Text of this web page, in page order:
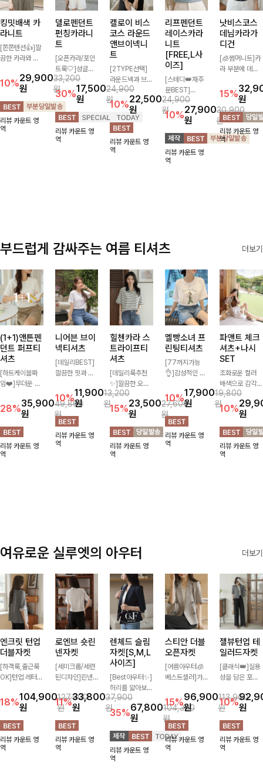
킹밋배색 카
라니트
[쫀쫀텐션👍]깔
끔한 카라와 반
만나 하나만 입
어도 완성도 높
은 스타일링을
연출해드려요 부
담 없이 즐기기
좋은 데일리 니
10%29,900
원
33,200
원
리뷰 카운트 영
역
델로펜던트
펀칭카라니
트
[오픈카라/포인
트룩🤍]성글한
짜임으로 시원한
통기성 느껴지는
카라 니트! 내추
럴하게 떨어지는
여유핏에 오픈
카라 디테일 더
해져 꾸안꾸 무
30%17,500
원
24,900
원
리뷰 카운트 영
역
캘로이 비스
코스 라운드
앤브이넥니
트
[2TYPE선택]
라운드넥과 브이
넥 두 가지 디자
인으로 취향에
맞게 선택 가능
한 베이직 니트
🤍 깔끔한 실루
엣과 부드러운
착용감으로 단독
10%22,500
원
24,900
원
리뷰 카운트 영
역
리프펜던트
레이스카라
니트
[FREE,L사
이즈]
[스테디👑재주
문BEST]
사랑스러움 가득
담은 카라 니트
에 펜던트 포인
트까지 톡-톡 얼
굴을 밝혀주는
컬러와 함께 해
요-
10%27,900
원
30,900
원
리뷰 카운트 영
역
낫비스코스
데님카라가
디건
[🧊썸머니트]카
라 부분에 데님
드한 듯한 느낌
을 주며 비스코
스 혼방 소재로
시원쾌적하게 즐
길 수 있는 가디
건이에요~!
15%원
리뷰 카운트 영
역
부드럽게 감싸주는 여름 티셔츠 더보기
(1+1)앤튼펜
던트 퍼프티
셔츠
[하트케이블짜
임❤️]무더운 여
낭만같은 티셔츠
소재감에서 주는
포인트와 금장으
로 고급스러움도
놓치지 말아요♥
28%35,900
원
49,800
원
리뷰 카운트 영
역
니어븐 브이
넥티셔츠
[데일리BEST]
깔끔한 핏과 디
소재로 밋밋함
없이 착용 가능
하며 심플하게
입어도 좋고 레
이어드해서 입어
도 좋은 데일리
10%11,900
원
13,200
원
리뷰 카운트 영
역
힐첸카라 스
트라이프티
셔츠
[데일리룩추천
✨]깔끔한 오픈
카라넥과 조화로
운 배색이 들어
간 스트라이프
패턴으로 단정하
고 캐주얼한 무
드를 선사하는
반팔 티셔츠에
15%23,500
원
27,600
원
리뷰 카운트 영
역
멜빵소녀 프
린팅티셔츠
[77까지가능
👌]감성적인 일
여유로운 오버핏
이 만나 편안하
면서도 캐주얼한
무드를 완성해주
는 티셔츠! 데일
리룩부터 꾸안꾸
10%17,900
원
19,800
원
리뷰 카운트 영
역
파앤트 체크
셔츠+나시
SET
조화로운 컬러
배색으로 감각적
이면서 단독부터
세트까지 활용도
높게 즐기는 셔
츠+나시 SET!
캐주얼한 감성으
로 대충 입어도
이쁜 ITEM 💛
10%원
리뷰 카운트 영
역
여유로운 실루엣의 아우터 더보기
엔크릿 턴업
더블자켓
[하객룩,출근룩
OK]턴업 레터링
있게 완성된 썸
머 자켓, 더블버
튼 디자인으로
깔끔하고 세련된
무드가 느껴져요
🩶 가볍고 시원
18%104,900
원
127,900
원
리뷰 카운트 영
역
로엔브 숏린
넨자켓
[세미크롭/세련
된디자인]린넨
볍고 드라이한
소재감으로 한여
름에도 부담 없
이 툭 걸치기 좋
은 반팔 자켓, 크
롭에 가까운 깔
11%33,800
원
37,900
원
리뷰 카운트 영
역
렌체드 슬림
자켓[S,M,L
사이즈]
[Best아우터✨]
허리를 얇아보이
게 만들어줄 슬
림핏! 깔끔하고
단정한 핏으로
고급스러운 분위
기를 연출시켜줄
아우터로 데일리
로도, 특별한 날
35%67,800
원
104,300
원
리뷰 카운트 영
역
스티안 더블
오픈자켓
[여름아우터🧊
베스트셀러]가
멋스러운 무드가
살아나는 썸머
오픈자켓✨ 백
슬릿 디테일로
착용감이 편안하
며 깔끔한 핏과
15%96,900
원
113,900
원
리뷰 카운트 영
역
젤뷰턴업 테
일러드자켓
[클래식👑]실용
성을 담은 포켓
턴업 디테일로
멋을 더했으며
유연한 소재로
자연스러운 실루
엣을 연출해주는
아우터에요~!
10%원
리뷰 카운트 영
역